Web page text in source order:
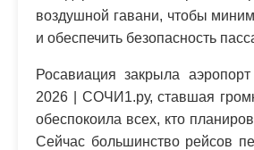
воздушной гавани, чтобы
и обеспечить безопасность
Росавиация закрыла
2026 | СОЧИ1.ру, ставшая
обеспокоила всех, кто
Сейчас большинство рейсов